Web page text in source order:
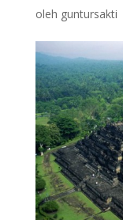
oleh guntursakti